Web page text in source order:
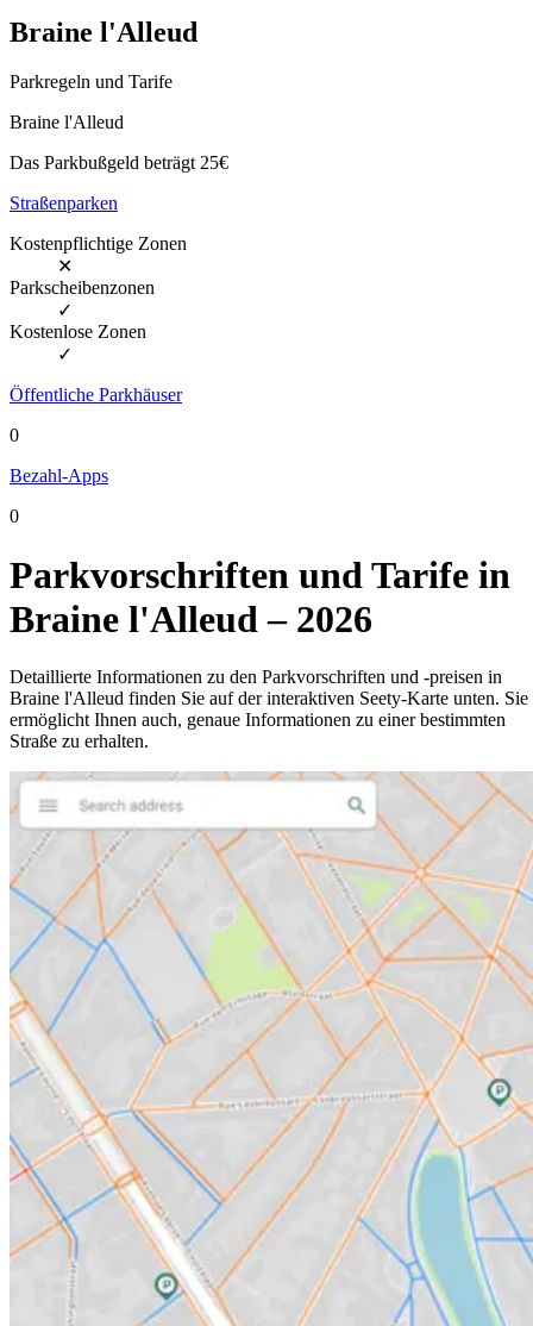
Braine l'Alleud
Parkregeln und Tarife
Braine l'Alleud
Das Parkbußgeld beträgt 25€
Straßenparken
Kostenpflichtige Zonen
✕
Parkscheibenzonen
✓
Kostenlose Zonen
✓
Öffentliche Parkhäuser
0
Bezahl-Apps
0
Parkvorschriften und Tarife in
Braine l'Alleud – 2026
Detaillierte Informationen zu den Parkvorschriften und -preisen in
Braine l'Alleud finden Sie auf der interaktiven Seety-Karte unten. Sie
ermöglicht Ihnen auch, genaue Informationen zu einer bestimmten
Straße zu erhalten.